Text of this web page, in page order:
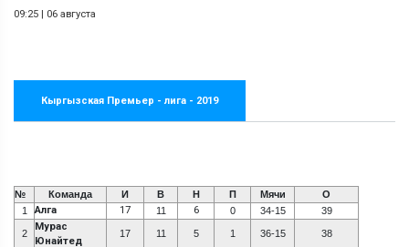
09:25 | 06 августа
Кыргызская Премьер - лига - 2019
№ Команда И В Н П Мячи
О
1
Алга 17 11 6 0 34-15 39
2
Мурас
Юнайтед
17 11 5 1 36-15 38